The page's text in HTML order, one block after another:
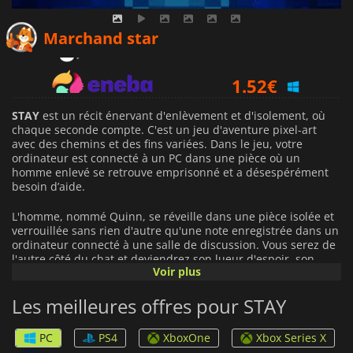
Marchand star
1.52€
1.16€
STAY est un récit énervant d'enlèvement et d'isolement, où
chaque seconde compte. C'est un jeu d'aventure pixel-art
avec des chemins et des fins variées. Dans le jeu, votre
ordinateur est connecté à un PC dans une pièce où un
homme enlevé se retrouve emprisonné et a désespérément
besoin d’aide.
L'homme, nommé Quinn, se réveille dans une pièce isolée et
verrouillée sans rien d'autre qu'une note enregistrée dans un
ordinateur connecté à une salle de discussion. Vous serez de
l'autre côté du chat et deviendrez son lueur d'espoir, son
chemin pour s'échapper et son salut. Quinn ne vous connaît
développera entre vous deux au fil de la progression du jeu.
Vous devrez l'aider et le guider vers la sortie en chattant avec
lui via l'ordinateur.
Voir plus
Les meilleures offres pour STAY
PC PS4 XboxOne
Xbox Series X